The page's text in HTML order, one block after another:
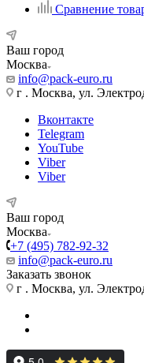
Сравнение
Ваш город
Москва
info@pack-euro.ru
г . Москва, ул.
Вконтакте
Telegram
YouTube
Viber
Viber
Ваш город
Москва
+7 (495) 782-92-32
info@pack-euro.ru
Заказать звонок
г . Москва, ул.